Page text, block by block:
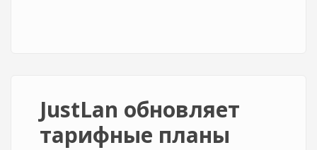
JustLan обновляет
тарифные планы